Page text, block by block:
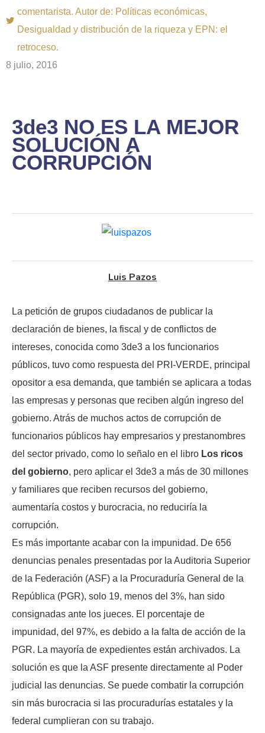
comentarista. Autor de: Políticas económicas,
Desigualdad y distribución de la riqueza y EPN: el
retroceso.
8 julio, 2016
3de3 NO ES LA MEJOR
SOLUCIÓN A
CORRUPCIÓN
Luis Pazos
La petición de grupos ciudadanos de publicar la
declaración de bienes, la fiscal y de conflictos de
intereses, conocida como 3de3 a los funcionarios
públicos, tuvo como respuesta del PRI-VERDE, principal
opositor a esa demanda, que también se aplicara a todas
las empresas y personas que reciben algún ingreso del
gobierno. Atrás de muchos actos de corrupción de
funcionarios públicos hay empresarios y prestanombres
del sector privado, como lo señalo en el libro Los ricos
del gobierno, pero aplicar el 3de3 a más de 30 millones
y familiares que reciben recursos del gobierno,
aumentaría costos y burocracia, no reduciría la
corrupción.
Es más importante acabar con la impunidad. De 656
denuncias penales presentadas por la Auditoria Superior
de la Federación (ASF) a la Procuraduría General de la
República (PGR), solo 19, menos del 3%, han sido
consignadas ante los jueces. El porcentaje de
impunidad, del 97%, es debido a la falta de acción de la
PGR. La mayoría de expedientes están archivados. La
solución es que la ASF presente directamente al Poder
judicial las denuncias. Se puede combatir la corrupción
sin más burocracia si las procuradurías estatales y la
federal cumplieran con su trabajo.